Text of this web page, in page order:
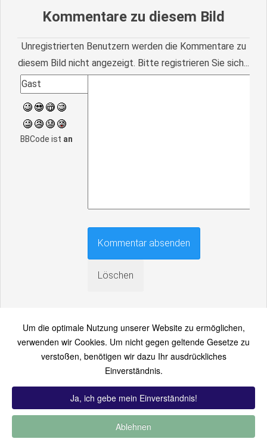
Kommentare zu diesem Bild
Unregistrierten Benutzern werden die Kommentare zu
diesem Bild nicht angezeigt. Bitte registrieren Sie sich...
BBCode ist an
An einen Freund senden
Bitte loggen Sie sich zuerst ein...
Um die optimale Nutzung unserer Website zu ermöglichen,
verwenden wir Cookies. Um nicht gegen geltende Gesetze zu
verstoßen, benötigen wir dazu Ihr ausdrückliches
Einverständnis.
Ja, ich gebe mein Einverständnis!
Ablehnen